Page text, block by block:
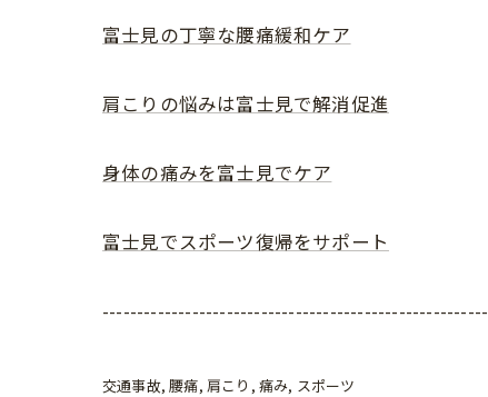
富士見の丁寧な腰痛緩和ケア
肩こりの悩みは富士見で解消促進
身体の痛みを富士見でケア
富士見でスポーツ復帰をサポート
交通事故 腰痛 肩こり 痛み スポーツ